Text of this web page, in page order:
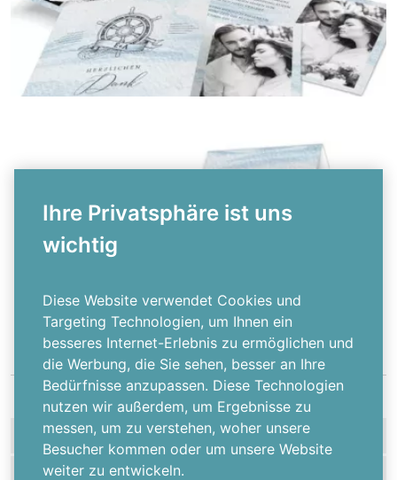
Ihre Privatsphäre ist uns
wichtig
Diese Website verwendet Cookies und
Targeting Technologien, um Ihnen ein
besseres Internet-Erlebnis zu ermöglichen und
die Werbung, die Sie sehen, besser an Ihre
Bedürfnisse anzupassen. Diese Technologien
nutzen wir außerdem, um Ergebnisse zu
messen, um zu verstehen, woher unsere
Besucher kommen oder um unsere Website
weiter zu entwickeln.
Wickelfalz
{farbicons}
HILFE
MEHR ÜBER UNS